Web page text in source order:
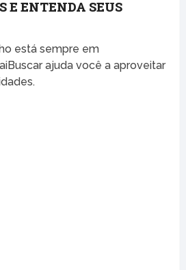
E ENTENDA SEUS
está sempre em
ajuda você a aproveitar